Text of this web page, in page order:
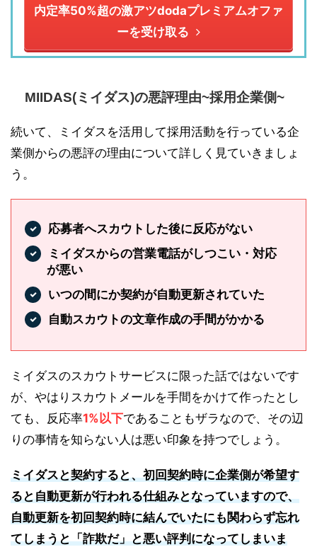
内定率50%超の激アツdodaプレミアムオファ
ーを受け取る
MIIDAS(ミイダス)の悪評理由~採用企業側~
続いて、ミイダスを活用して採用活動を行っている企
業側からの悪評の理由について詳しく見ていきましょ
う。
応募者へスカウトした後に反応がない
ミイダスからの営業電話がしつこい・対応
が悪い
いつの間にか契約が自動更新されていた
自動スカウトの文章作成の手間がかかる
ミイダスのスカウトサービスに限った話ではないです
が、やはりスカウトメールを手間をかけて作ったとし
ても、反応率1%以下であることもザラなので、その辺
りの事情を知らない人は悪い印象を持つでしょう。
ミイダスと契約すると、初回契約時に企業側が希望す
ると自動更新が行われる仕組みとなっていますので、
自動更新を初回契約時に結んでいたにも関わらず忘れ
てしまうと「詐欺だ」と悪い評判になってしまいま